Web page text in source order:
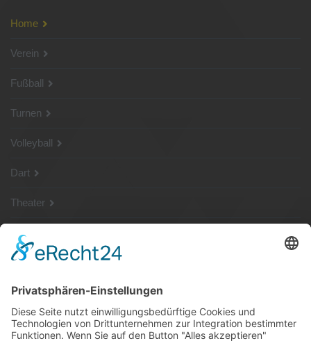
Home
Verein
Fußball
Turnen
Volleyball
Dart
Theater
SG Shop
Sponsoren
Kontakt